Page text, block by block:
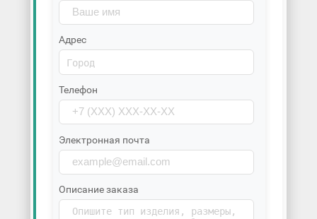
Адрес
Телефон
Электронная почта
Описание заказа